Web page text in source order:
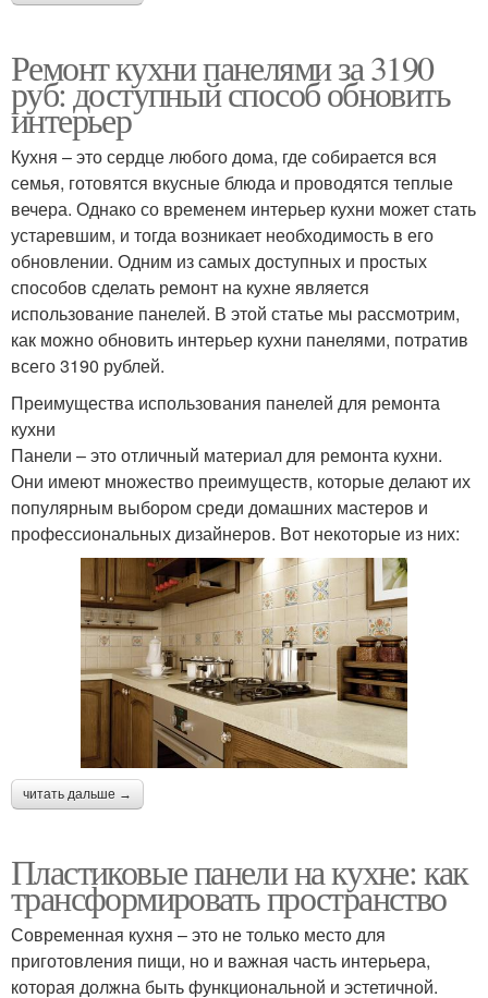
Ремонт кухни панелями за 3190
руб: доступный способ обновить
интерьер
Кухня – это сердце любого дома, где собирается вся
семья, готовятся вкусные блюда и проводятся теплые
вечера. Однако со временем интерьер кухни может стать
устаревшим, и тогда возникает необходимость в его
обновлении. Одним из самых доступных и простых
способов сделать ремонт на кухне является
использование панелей. В этой статье мы рассмотрим,
как можно обновить интерьер кухни панелями, потратив
всего 3190 рублей.
Преимущества использования панелей для ремонта
кухни
Панели – это отличный материал для ремонта кухни.
Они имеют множество преимуществ, которые делают их
популярным выбором среди домашних мастеров и
профессиональных дизайнеров. Вот некоторые из них:
читать дальше →
Пластиковые панели на кухне: как
трансформировать пространство
Современная кухня – это не только место для
приготовления пищи, но и важная часть интерьера,
которая должна быть функциональной и эстетичной.